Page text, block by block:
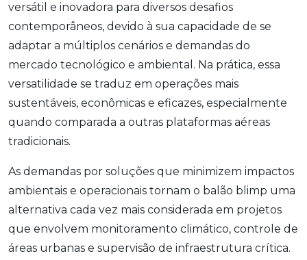
versátil e inovadora para diversos desafios
contemporâneos, devido à sua capacidade de se
adaptar a múltiplos cenários e demandas do
mercado tecnológico e ambiental. Na prática, essa
versatilidade se traduz em operações mais
sustentáveis, econômicas e eficazes, especialmente
quando comparada a outras plataformas aéreas
tradicionais.
As demandas por soluções que minimizem impactos
ambientais e operacionais tornam o balão blimp uma
alternativa cada vez mais considerada em projetos
que envolvem monitoramento climático, controle de
áreas urbanas e supervisão de infraestrutura crítica.